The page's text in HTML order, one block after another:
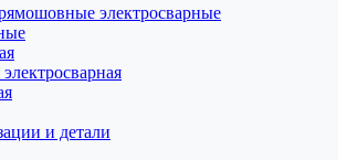
электросварные
и детали